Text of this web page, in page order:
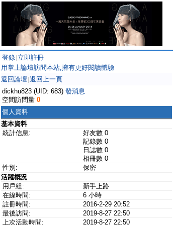
登錄 立即註冊
用掌上論壇訪問本站,擁有更好閱讀體驗
返回論壇 返回上一頁
dickhu823 (UID: 683) 發消息
空間訪問量 0
個人資料
基本資料
統計信息:
好友數 0
記錄數 0
日誌數 0
相冊數 0
性別:
保密
活躍概況
用戶組:
新手上路
在線時間:
6 小時
註冊時間:
2016-2-29 20:52
最後訪問:
2019-8-27 22:50
上次活動時間:
2019-8-27 22:50